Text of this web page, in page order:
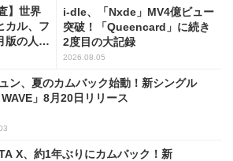
】世界
カル、フ
版の人気
i-dle、「Nxde」MV4億ビュー
突破！「Queencard」に続き
2度目の大記録
2026.08.05
ン、夏のカムバック始動！新シングル
WAVE」8月20日リリース
X、約1年ぶりにカムバック！新